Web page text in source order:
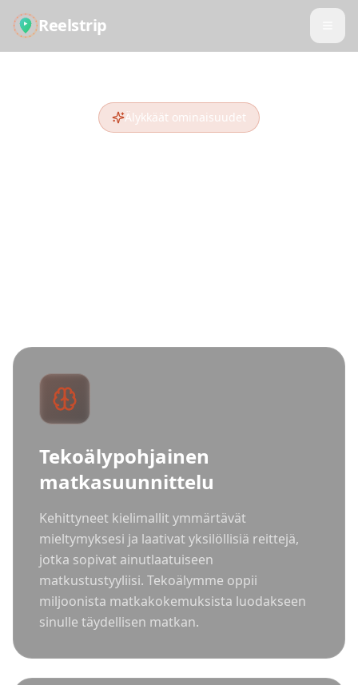
Reelstrip
Älykkäät ominaisuudet
Tekoälypohjainen
matkasuunnittelu
Kehittyneet kielimallit ymmärtävät
mieltymyksesi ja laativat yksilöllisiä reittejä,
jotka sopivat ainutlaatuiseen
matkustustyyliisi. Tekoälymme oppii
miljoonista matkakokemuksista luodakseen
sinulle täydellisen matkan.